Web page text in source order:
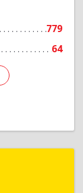
779
64